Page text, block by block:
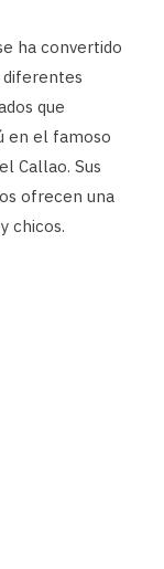
ha convertido
diferentes
que
en el famoso
Callao. Sus
ofrecen una
chicos.